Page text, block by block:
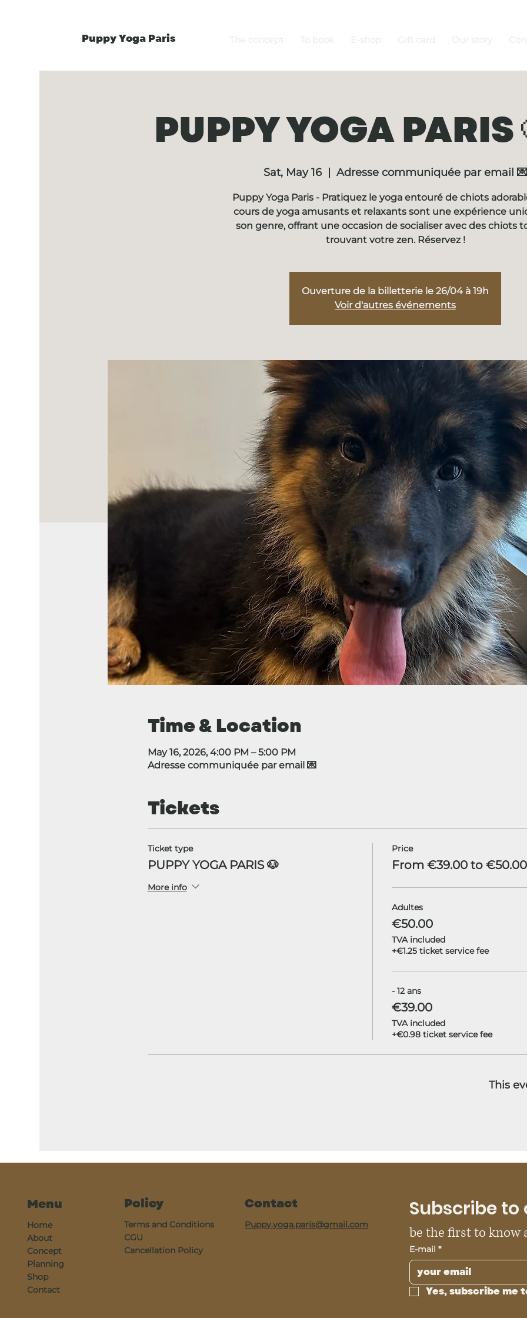
Puppy Yoga Paris
PUPPY YOGA PARIS
Sat, May 16
  |
Adresse communiquée par email 💌
Puppy Yoga Paris - Pratiquez le yoga entouré de chiots
cours de yoga amusants et relaxants sont une expérience
son genre, offrant une occasion de socialiser avec des chiots
trouvant votre zen. Réservez !
Ouverture de la billetterie le 26/04 à 19h
Voir d'autres événements
Time & Location
May 16, 2026, 4:00 PM – 5:00 PM
Adresse communiquée par email 💌
Tickets
Ticket type
PUPPY YOGA PARIS 🐶
More info
Price
From €39.00 to €50.00
Adultes
€50.00
TVA included
+€1.25 ticket service fee
- 12 ans
€39.00
TVA included
+€0.98 ticket service fee
This
Menu
Home
About
Concept
Planning
Shop
Contact
Policy
Terms and Conditions
CGU
Cancellation Policy
Contact
Puppy.yoga.paris@gmail.com
Subscribe
be the first to know
E-mail *
Yes, subscribe me